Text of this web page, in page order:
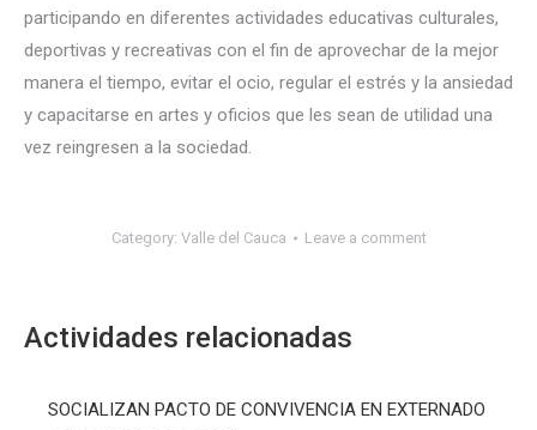
participando en diferentes actividades educativas culturales,
deportivas y recreativas con el fin de aprovechar de la mejor
manera el tiempo, evitar el ocio, regular el estrés y la ansiedad
y capacitarse en artes y oficios que les sean de utilidad una
vez reingresen a la sociedad.
Category: Valle del Cauca Leave a comment
Actividades relacionadas
SOCIALIZAN PACTO DE CONVIVENCIA EN EXTERNADO